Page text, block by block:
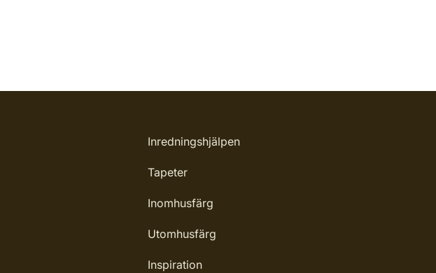
Inredningshjälpen
Tapeter
Inomhusfärg
Utomhusfärg
Inspiration